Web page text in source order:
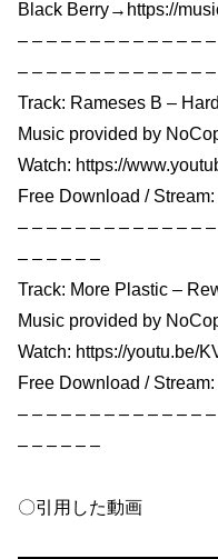
Black Berry→https://
– – – – – – – – – – – – –
– – – – – – – – – – – – –
Track: Rameses B –
Music provided by
Watch: https://
Free Download /
– – – – – – – – – – – – –
– – – – – –
Track: More Plastic –
Music provided by
Watch: https://youtu.be/
Free Download /
– – – – – – – – – – – – –
– – – – – –
〇引用した動画